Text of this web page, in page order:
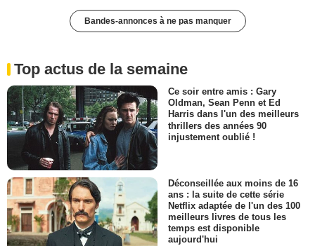
Bandes-annonces à ne pas manquer
Top actus de la semaine
Ce soir entre amis : Gary
Oldman, Sean Penn et Ed
Harris dans l'un des meilleurs
thrillers des années 90
injustement oublié !
Déconseillée aux moins de 16
ans : la suite de cette série
Netflix adaptée de l'un des 100
meilleurs livres de tous les
temps est disponible
aujourd'hui